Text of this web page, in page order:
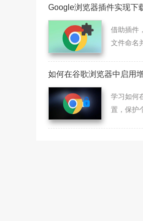
Google浏览器插件实现下
借助插件
文件命名
如何在谷歌浏览器中启用
学习如何
置，保护